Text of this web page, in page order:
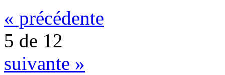
« précédente
5 de 12
suivante »